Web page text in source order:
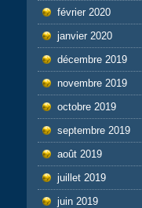
février 2020
janvier 2020
décembre 2019
novembre 2019
octobre 2019
septembre 2019
août 2019
juillet 2019
juin 2019